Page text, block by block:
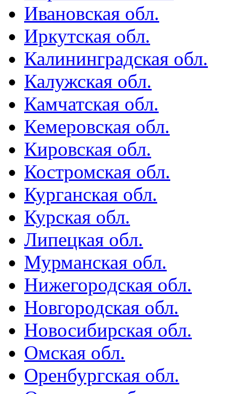
Ивановская обл.
Иркутская обл.
Калининградская обл.
Калужская обл.
Камчатская обл.
Кемеровская обл.
Кировская обл.
Костромская обл.
Курганская обл.
Курская обл.
Липецкая обл.
Мурманская обл.
Нижегородская обл.
Новгородская обл.
Новосибирская обл.
Омская обл.
Оренбургская обл.